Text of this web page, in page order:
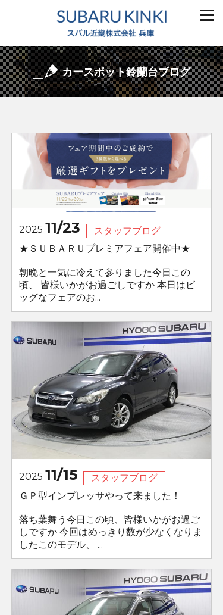
カースポット鈴蘭台ブログ
2025 11/23
スタッフブログ
★ＳＵＢＡＲＵプレミアフェア開催中★
朝晩と一気に冷えて参りました今日この
頃、 皆様いかがお過ごしですか 本日はビ
ッグなフェアのお...
2025 11/15
スタッフブログ
ＧＰ型インプレッサやって来ました！
落ち葉舞う今日この頃、皆様いかがお過ご
しですか 今回はめっきり数が少なくなりま
したこのモデル、 ...